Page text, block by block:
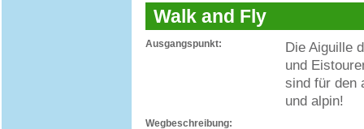
Walk and Fly
Ausgangspunkt:
Die Aiguille
und
sind für den
und alpin!
Wegbeschreibung: